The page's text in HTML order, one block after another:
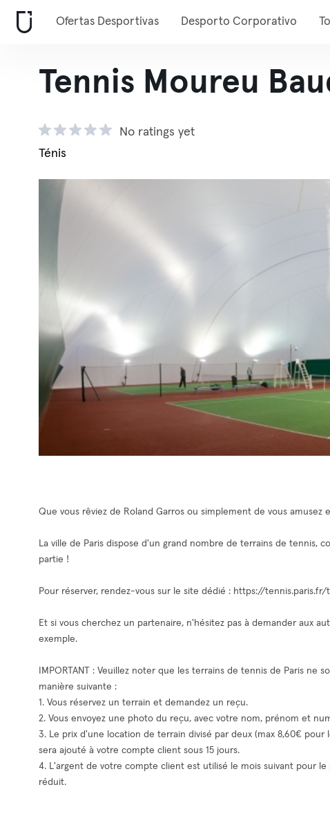
Ofertas Desportivas Desporto Corporativo
Tennis Moureu
No ratings yet
Ténis
Que vous rêviez de Roland Garros ou simplement de vous
La ville de Paris dispose d'un grand nombre de terrains de tennis,
partie !
Pour réserver, rendez-vous sur le site dédié : https://tennis.paris.fr/
Et si vous cherchez un partenaire, n'hésitez pas à demander aux
exemple.
IMPORTANT : Veuillez noter que les terrains de tennis de Paris
manière suivante :
1. Vous réservez un terrain et demandez un reçu.
2. Vous envoyez une photo du reçu, avec votre nom, prénom et
3. Le prix d'une location de terrain divisé par deux (max 8,60€
sera ajouté à votre compte client sous 15 jours.
4. L'argent de votre compte client est utilisé le mois suivant pour
réduit.